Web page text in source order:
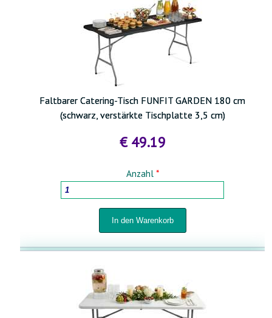
Faltbarer Catering-Tisch FUNFIT GARDEN 180 cm
(schwarz, verstärkte Tischplatte 3,5 cm)
€ 49.19
Anzahl *